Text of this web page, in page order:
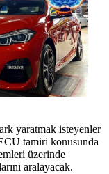
yaratmak isteyenler
tamiri konusunda
üzerinde
aralayacak.